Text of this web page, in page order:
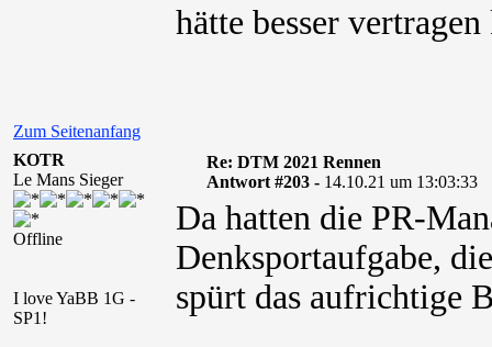
hätte besser
Zum Seitenanfang
KOTR
Le Mans Sieger
Offline
I love YaBB 1G -
SP1!
Re: DTM 2021 Rennen
Antwort #203 - 14.10.21 um 13:03:33
Da hatten die PR-
Denksportaufgabe,
spürt das aufrichtige